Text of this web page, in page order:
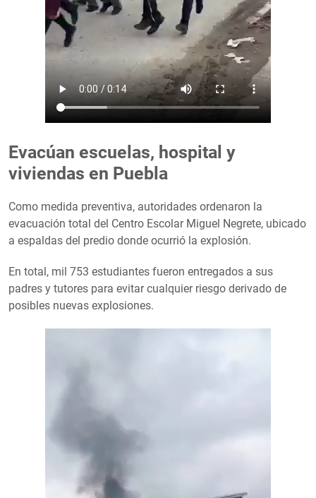
Evacúan escuelas, hospital y
viviendas en Puebla
Como medida preventiva, autoridades ordenaron la
evacuación total del Centro Escolar Miguel Negrete, ubicado
a espaldas del predio donde ocurrió la explosión.
En total, mil 753 estudiantes fueron entregados a sus
padres y tutores para evitar cualquier riesgo derivado de
posibles nuevas explosiones.